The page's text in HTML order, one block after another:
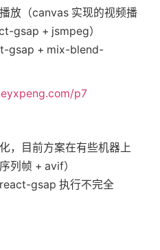
: value
=
i18n.changeLanguage
放（canvas 实现的视频播
gsap + jsmpeg）
gsap + mix-blend-
p7
，目前方案在有些机器上
列帧 + avif）
gsap 执行不完全